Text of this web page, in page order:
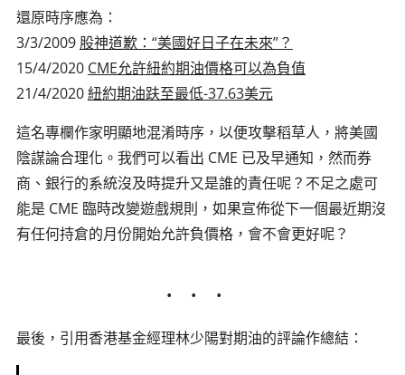
還原時序應為：
3/3/2009 股神道歉：“美國好日子在未來”？
15/4/2020 CME允許紐約期油價格可以為負值
21/4/2020紐約期油趺至最低-37.63美元
這名專欄作家明顯地混淆時序，以便攻擊稻草人，將美國
陰謀論合理化。我們可以看出 CME 已及早通知，然而券
商、銀行的系統沒及時提升又是誰的責任呢？不足之處可
能是 CME 臨時改變遊戲規則，如果宣佈從下一個最近期沒
有任何持倉的月份開始允許負價格，會不會更好呢？
最後，引用香港基金經理林少陽對期油的評論作總結：